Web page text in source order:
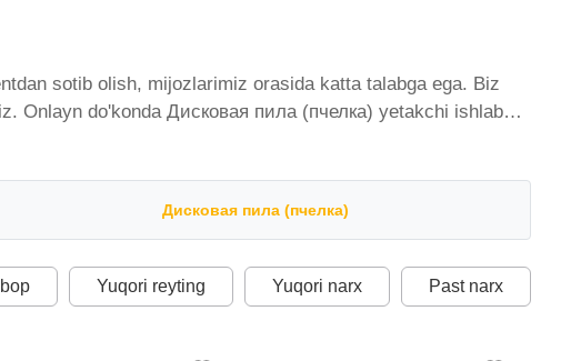
sotib olish, mijozlarimiz orasida katta talabga ega. Biz
Onlayn do'konda Дисковая пила (пчелка) yetakchi ishlab
ravishda kengayib bormoqda. Biz butun mamlakat
Дисковая пила (пчелка)
Yuqori reyting Yuqori narx Past narx